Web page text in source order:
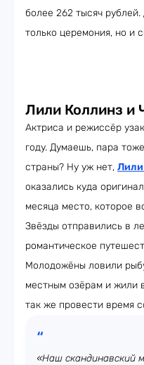
более 262 тысяч
только церемония, но и
Лили Коллинз и
Актриса и режиссёр
году. Думаешь, пара
страны? Ну уж нет,
оказались куда
месяца место, которое
Звёзды отправились в
романтическое
Молодожёны ловили
местным озёрам и жили
так же провести время
«Наш скандинавский